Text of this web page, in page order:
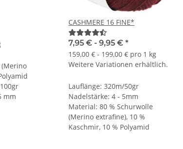
(Merino
mm
CASHMERE 16 FINE*
7,95 € - 9,95 € *
159,00 € - 199,00 € pro 1 kg
Weitere Variationen erhältlich.
Lauflänge: 320m/50gr
Nadelstärke: 4 - 5mm
Material: 80 % Schurwolle
(Merino extrafine), 10 %
Kaschmir, 10 % Polyamid